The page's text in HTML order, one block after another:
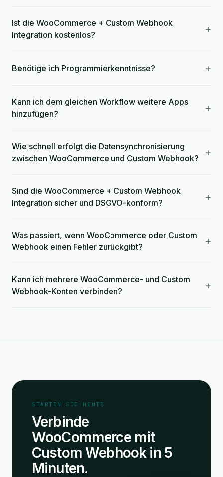
Ist die WooCommerce + Custom Webhook
Integration kostenlos?
+
Benötige ich Programmierkenntnisse? +
Kann ich dem gleichen Workflow weitere Apps
hinzufügen?
+
Wie schnell erfolgt die Datensynchronisierung
zwischen WooCommerce und Custom Webhook?
+
Sind die WooCommerce + Custom Webhook
Integration sicher und DSGVO-konform?
+
Was passiert, wenn WooCommerce oder Custom
Webhook einen Fehler zurückgibt?
+
Kann ich mehrere WooCommerce- und Custom
Webhook-Konten verbinden?
+
STARTEN SIE HEUTE
Verbinde
WooCommerce mit
Custom Webhook in 5
Minuten.